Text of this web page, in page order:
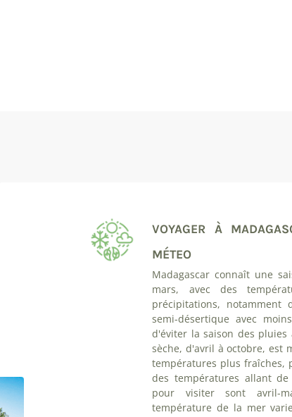
VOYAGER À
MÉTEO
Madagascar connaît une
mars, avec des
précipitations,
semi-désertique avec
d'éviter la saison des pluies
sèche, d'avril à octobre, est
températures plus fraîches,
des températures allant
pour visiter sont avril-
température de la mer